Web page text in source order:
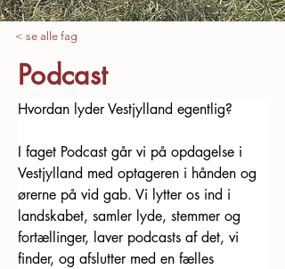
< se alle fag
Podcast
Hvordan lyder Vestjylland egentlig?
I faget Podcast går vi på opdagelse i
Vestjylland med optageren i hånden og
ørerne på vid gab. Vi lytter os ind i
landskabet, samler lyde, stemmer og
fortællinger, laver podcasts af det, vi
finder, og afslutter med en fælles